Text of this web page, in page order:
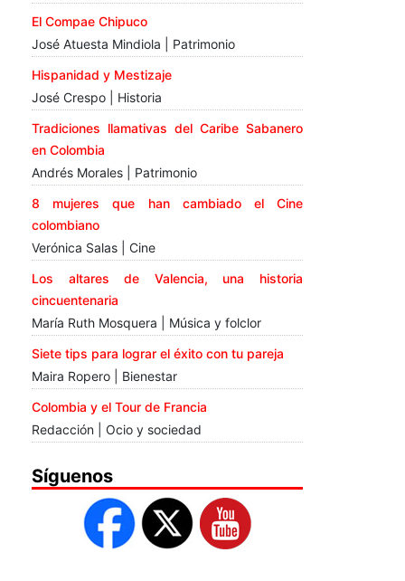
El Compae Chipuco
José Atuesta Mindiola | Patrimonio
Hispanidad y Mestizaje
José Crespo | Historia
Tradiciones llamativas del Caribe Sabanero
en Colombia
Andrés Morales | Patrimonio
8 mujeres que han cambiado el Cine
colombiano
Verónica Salas | Cine
Los altares de Valencia, una historia
cincuentenaria
María Ruth Mosquera | Música y folclor
Siete tips para lograr el éxito con tu pareja
Maira Ropero | Bienestar
Colombia y el Tour de Francia
Redacción | Ocio y sociedad
Síguenos